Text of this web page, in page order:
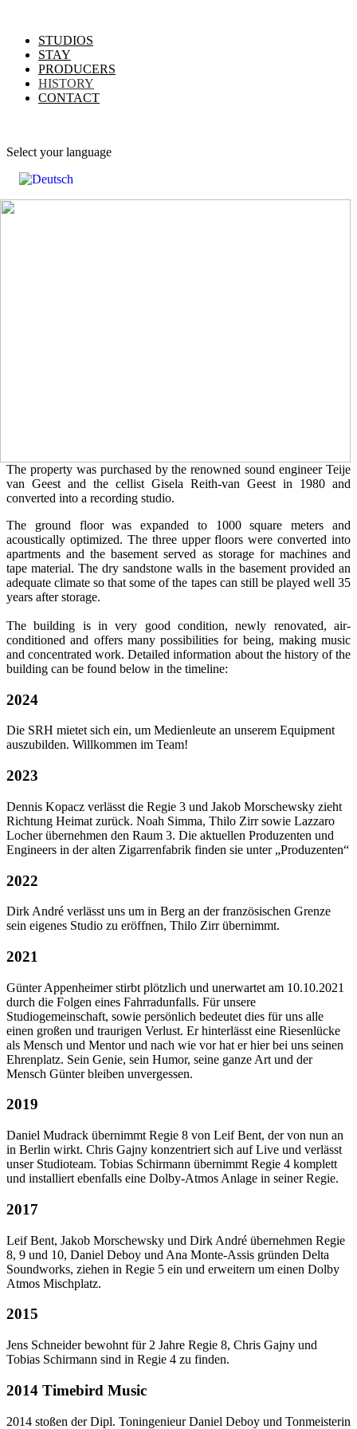
STUDIOS
STAY
PRODUCERS
HISTORY
CONTACT
Select your language
The property was purchased by the renowned sound engineer Teije
van Geest and the cellist Gisela Reith-van Geest in 1980 and
converted into a recording studio.
The ground floor was expanded to 1000 square meters and
acoustically optimized. The three upper floors were converted into
apartments and the basement served as storage for machines and
tape material. The dry sandstone walls in the basement provided an
adequate climate so that some of the tapes can still be played well 35
years after storage.
The building is in very good condition, newly renovated, air-
conditioned and offers many possibilities for being, making music
and concentrated work. Detailed information about the history of the
building can be found below in the timeline:
2024
Die SRH mietet sich ein, um Medienleute an unserem Equipment
auszubilden. Willkommen im Team!
2023
Dennis Kopacz verlässt die Regie 3 und Jakob Morschewsky zieht
Richtung Heimat zurück. Noah Simma, Thilo Zirr sowie Lazzaro
Locher übernehmen den Raum 3. Die aktuellen Produzenten und
Engineers in der alten Zigarrenfabrik finden sie unter „Produzenten“
2022
Dirk André verlässt uns um in Berg an der französischen Grenze
sein eigenes Studio zu eröffnen, Thilo Zirr übernimmt.
2021
Günter Appenheimer stirbt plötzlich und unerwartet am 10.10.2021
durch die Folgen eines Fahrradunfalls. Für unsere
Studiogemeinschaft, sowie persönlich bedeutet dies für uns alle
einen großen und traurigen Verlust. Er hinterlässt eine Riesenlücke
als Mensch und Mentor und nach wie vor hat er hier bei uns seinen
Ehrenplatz. Sein Genie, sein Humor, seine ganze Art und der
Mensch Günter bleiben unvergessen.
2019
Daniel Mudrack übernimmt Regie 8 von Leif Bent, der von nun an
in Berlin wirkt. Chris Gajny konzentriert sich auf Live und verlässt
unser Studioteam. Tobias Schirmann übernimmt Regie 4 komplett
und installiert ebenfalls eine Dolby-Atmos Anlage in seiner Regie.
2017
Leif Bent, Jakob Morschewsky und Dirk André übernehmen Regie
8, 9 und 10, Daniel Deboy und Ana Monte-Assis gründen Delta
Soundworks, ziehen in Regie 5 ein und erweitern um einen Dolby
Atmos Mischplatz.
2015
Jens Schneider bewohnt für 2 Jahre Regie 8, Chris Gajny und
Tobias Schirmann sind in Regie 4 zu finden.
2014 Timebird Music
2014 stoßen der Dipl. Toningenieur Daniel Deboy und Tonmeisterin